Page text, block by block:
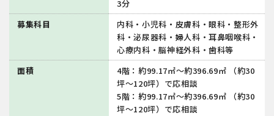
3分
募集科目
内科・小児科・皮膚科・眼科・整形外
科・泌尿器科・婦人科・耳鼻咽喉科・
心療内科・脳神経外科・歯科等
面積
4階：約99.17㎡～約396.69㎡ （約30
坪～120坪）で応相談
5階：約99.17㎡～約396.69㎡ （約30
坪～120坪）で応相談